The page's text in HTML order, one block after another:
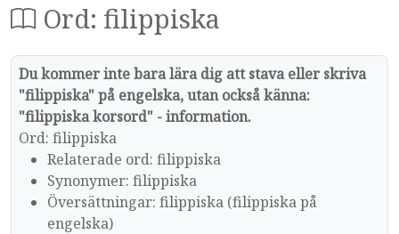
Ord: filippiska
Du kommer inte bara lära dig att stava eller skriva
"filippiska" på engelska, utan också känna:
"filippiska korsord" - information.
Ord: filippiska
Relaterade ord: filippiska
Synonymer: filippiska
Översättningar: filippiska (filippiska på
engelska)